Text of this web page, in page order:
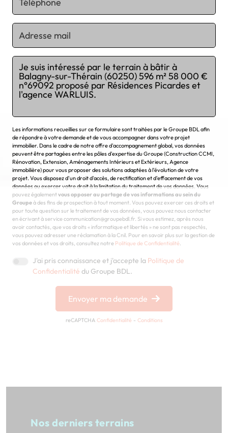
Chargement...
Les informations recueillies sur ce formulaire sont traitées par le Groupe BDL afin
de répondre à votre demande et de vous accompagner dans votre projet
immobilier. Dans le cadre de notre offre d'accompagnement global, vos données
peuvent être partagées entre les pôles d'expertise du Groupe (Construction CCMI,
Rénovation, Extension, Aménagements Intérieurs et Extérieurs, Agence
immobilière) pour vous proposer des solutions adaptées à l'évolution de votre
projet. Vous disposez d'un droit d'accès, de rectification et d'effacement de vos
données ou exercer votre droit à la limitation du traitement de vos données. Vous
pouvez égalementvous opposer au partage de vos informations au sein du
Groupeà des fins de prospection à tout moment. Vous pouvez exercer ces droits et
pour toute question sur le traitement de vos données, vous pouvez nous contacter
en écrivant à service communication@groupebdl.fr. Si vous estimez, après nous
avoir contactés, que vos droits « informatique et libertés » ne sont pas respectés,
vous pouvez adresser une réclamation à la Cnil. Pour en savoir plus sur la gestion de
vos données et vos droits, consultez notre Politique de Confidentialité.
J'ai pris connaissance et j'accepte la Politique de
Confidentialité du Groupe BDL.
Envoyer ma demande
reCAPTCHA Confidentialité - Conditions
Nos derniers terrains